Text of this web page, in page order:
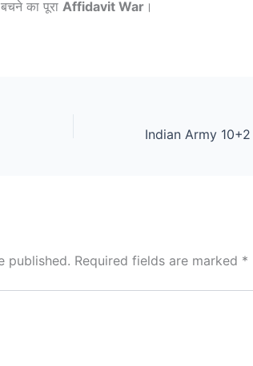
का पूरा Affidavit War ।
published. Required fields are marked *